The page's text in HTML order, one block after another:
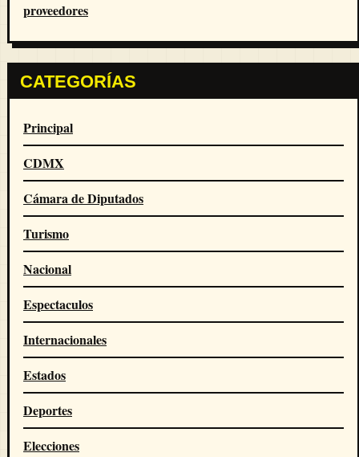
proveedores
CATEGORÍAS
Principal
CDMX
Cámara de Diputados
Turismo
Nacional
Espectaculos
Internacionales
Estados
Deportes
Elecciones